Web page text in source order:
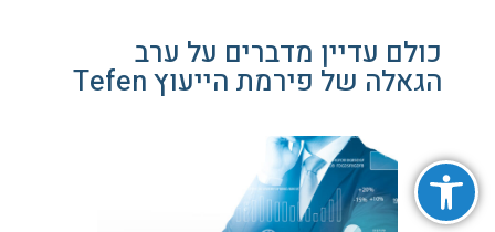
פתח סרגל נגישות
כולם עדיין מדברים על ערב
הגאלה של פירמת הייעוץ Tefen